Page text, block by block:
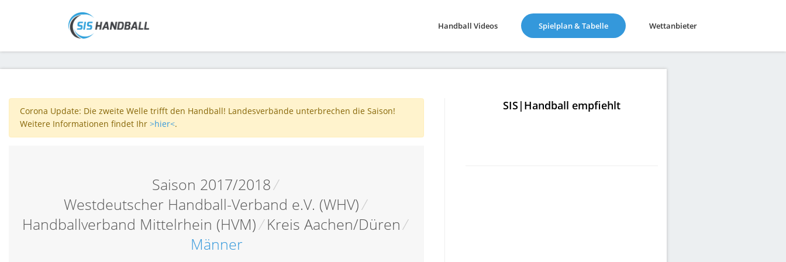
Handball Videos Spielplan & Tabelle(current) Wettanbieter
Corona Update: Die zweite Welle trifft den Handball! Landesverbände unterbrechen die Saison!
Weitere Informationen findet Ihr >hier<.
Saison 2017/2018/
Westdeutscher Handball-Verband e.V. (WHV)/
Handballverband Mittelrhein (HVM)/ Kreis Aachen/Düren/
Männer
SIS|Handball empfiehlt